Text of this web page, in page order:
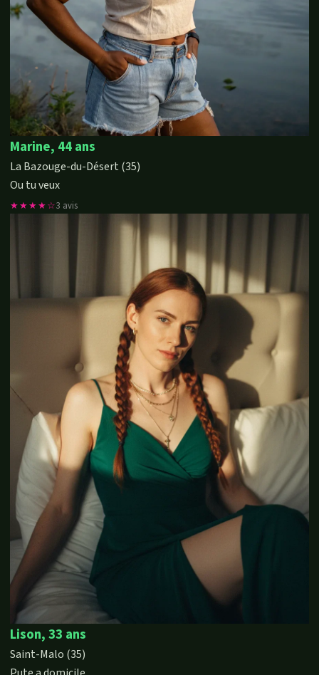
Marine, 44 ans
La Bazouge-du-Désert (35)
Ou tu veux
★★★★☆3 avis
Lison, 33 ans
Saint-Malo (35)